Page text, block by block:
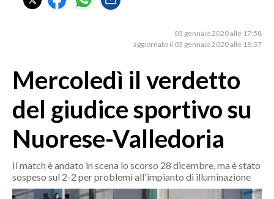
SASSARI E PROVINCIA
GALLURA
NUORO E PROVINCIA
OGLIASTRA
CRONACA
03 gennaio 2020 alle 17:58
aggiornato il 03 gennaio 2020 alle 18:37
Mercoledì il verdetto
del giudice sportivo su
Nuorese-Valledoria
Il match è andato in scena lo scorso 28 dicembre, ma è stato
sospeso sul 2-2 per problemi all'impianto di illuminazione